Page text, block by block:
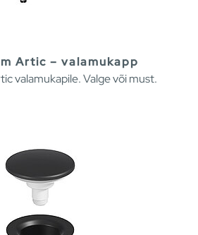
Artic – valamukapp
valamukapile. Valge või must.